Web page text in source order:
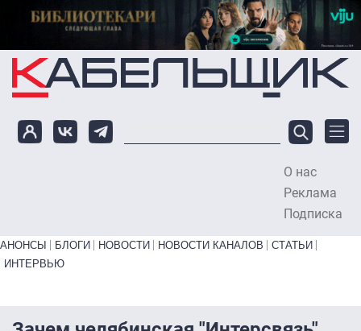
Перейти к основному содержанию
О нас
Реклама
Подписка
Primary links bottom
АНОНСЫ БЛОГИ НОВОСТИ НОВОСТИ КАНАЛОВ
СТАТЬИ
ИНТЕРВЬЮ